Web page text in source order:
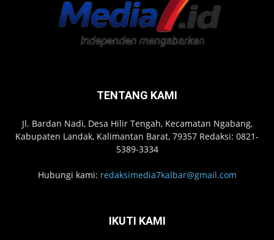
TENTANG KAMI
Jl. Bardan Nadi, Desa Hilir Tengah, Kecamatan Ngabang,
Kabupaten Landak, Kalimantan Barat, 79357 Redaksi: 0821-
5389-3334
Hubungi kami: redaksimedia7kalbar@gmail.com
IKUTI KAMI